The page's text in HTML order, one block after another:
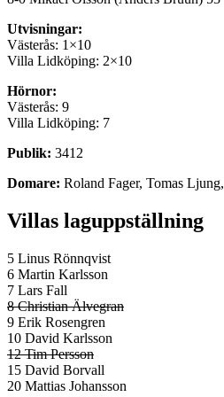
Utvisningar:
Västerås: 1×10
Villa Lidköping: 2×10
Hörnor:
Västerås: 9
Villa Lidköping: 7
Publik: 3412
Domare: Roland Fager, Tomas
Villas laguppställning
5 Linus Rönnqvist
6 Martin Karlsson
7 Lars Fall
8 Christian Älvegran
9 Erik Rosengren
10 David Karlsson
12 Tim Persson
15 David Borvall
20 Mattias Johansson